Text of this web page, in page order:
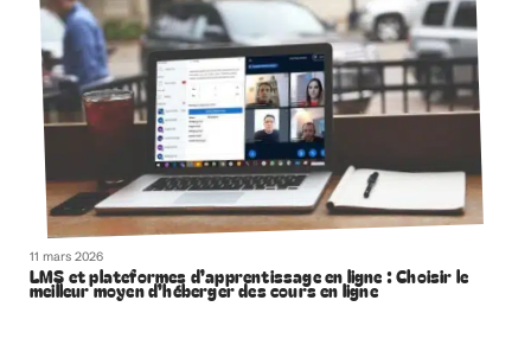
11 mars 2026
LMS et plateformes d’apprentissage en ligne : Choisir le
meilleur moyen d’héberger des cours en ligne